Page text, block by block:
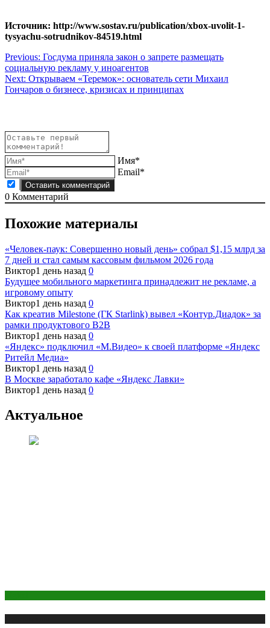
Источник: http://www.sostav.ru/publication/xbox-uvolit-1-
tysyachu-sotrudnikov-84519.html
Навигация
по
записям
Previous: Госдума приняла закон о запрете размещать
социальную рекламу у иноагентов
Next: Открываем «Теремок»: основатель сети Михаил
Гончаров о бизнесе, кризисах и принципах
Имя*
Email*
0 Комментарий
Похожие материалы
«Человек-паук: Совершенно новый день» собрал $1,15 млрд за
7 дней и стал самым кассовым фильмом 2026 года
Виктор1 день назад 0
Будущее мобильного маркетинга принадлежит не рекламе, а
игровому опыту
Виктор1 день назад 0
Как креатив Milestone (ГК Starlink) вывел «Контур.Диадок» за
рамки продуктового B2B
Виктор1 день назад 0
«Яндекс» подключил «М.Видео» к своей платформе «Яндекс
Ритейл Медиа»
Виктор1 день назад 0
В Москве заработало кафе «Яндекс Лавки»
Виктор1 день назад 0
Актуальное